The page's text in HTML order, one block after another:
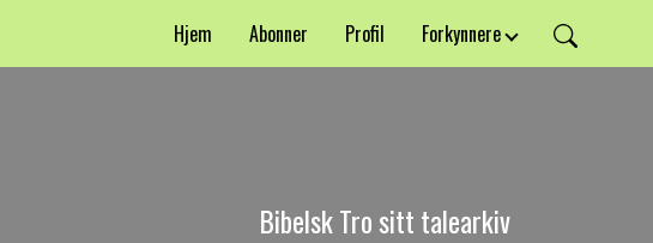
Hjem Abonner Profil Forkynnere
Bibelsk Tro sitt talearkiv